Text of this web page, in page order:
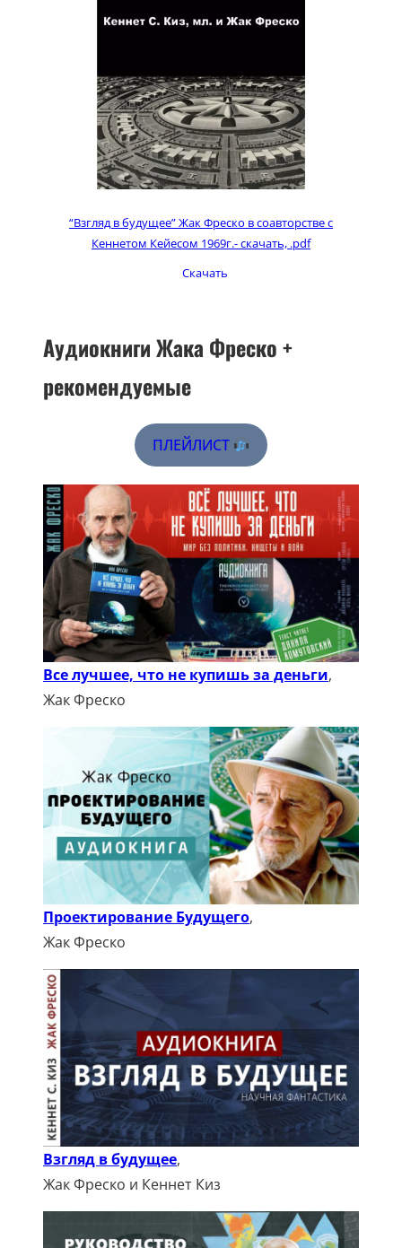
“Взгляд в будущее” Жак Фреско в соавторстве с
Кеннетом Кейесом 1969г.- скачать, .pdf
Скачать
Аудиокниги Жака Фреско +
рекомендуемые
ПЛЕЙЛИСТ
Все лучшее, что не купишь за деньги,
Жак Фреско
Проектирование Будущего,
Жак Фреско
Взгляд в будущее,
Жак Фреско и Кеннет Киз